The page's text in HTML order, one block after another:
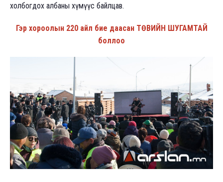
холбогдох албаны хүмүүс байлцав.
Гэр хороолын 220 айл бие даасан ТӨВИЙН ШУГАМТАЙ
боллоо